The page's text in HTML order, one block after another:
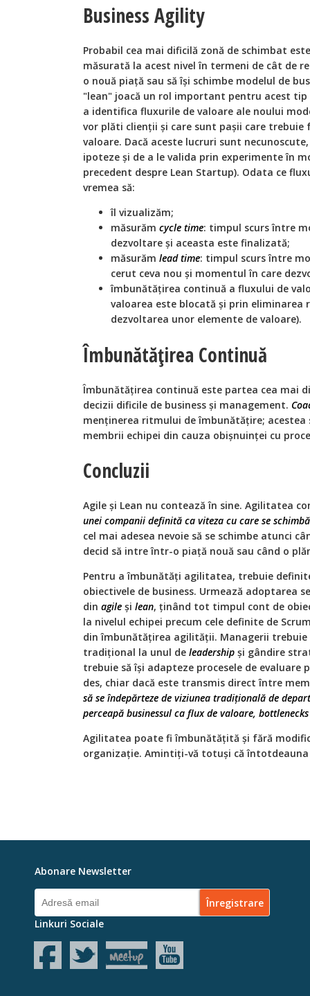
Business Agility
Probabil cea mai dificilă zonă de schimbat
măsurată la acest nivel în termeni de cât de
o nouă piață sau să își schimbe modelul de
"lean" joacă un rol important pentru acest tip
a identifica fluxurile de valoare ale noului
vor plăti clienții și care sunt pașii care trebuie
valoare. Dacă aceste lucruri sunt
ipoteze și de a le valida prin experimente în
precedent despre Lean Startup). Odata ce
vremea să:
îl vizualizăm;
măsurăm cycle time: timpul scurs între
dezvoltare și aceasta este finalizată;
măsurăm lead time: timpul scurs între
cerut ceva nou și momentul în care
îmbunătățirea continuă a fluxului de
valoarea este blocată și prin eliminarea
dezvoltarea unor elemente de valoare).
Îmbunătățirea Continuă
Îmbunătățirea continuă este partea cea mai
decizii dificile de business și management.
menținerea ritmului de îmbunătățire;
membrii echipei din cauza obișnuinței cu
Concluzii
Agile și Lean nu contează în sine. Agilitatea
unei companii definită ca viteza cu care se
cel mai adesea nevoie să se schimbe atunci
decid să intre într-o piață nouă sau când o
Pentru a îmbunătăți agilitatea, trebuie
obiectivele de business. Urmează adoptarea
din agile și lean, ținând tot timpul cont de
la nivelul echipei precum cele definite de
din îmbunătățirea agilității. Managerii trebuie
tradițional la unul de leadership și gândire
trebuie să își adapteze procesele de
des, chiar dacă este transmis direct între
să se îndepărteze de viziunea tradițională de
perceapă businessul ca flux de valoare,
Agilitatea poate fi îmbunătățită și fără
organizație. Amintiți-vă totuși că
Abonare Newsletter
Linkuri Sociale